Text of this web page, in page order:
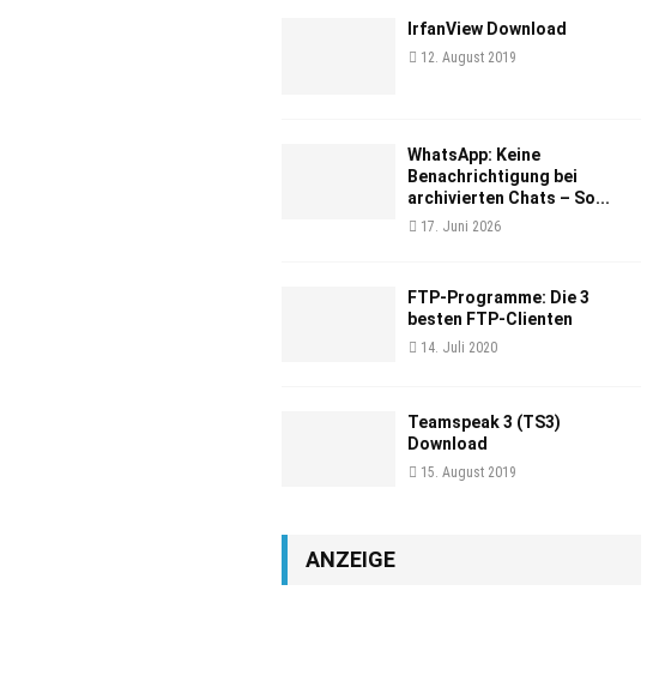
IrfanView Download
12. August 2019
WhatsApp: Keine
Benachrichtigung bei
archivierten Chats – So...
17. Juni 2026
FTP-Programme: Die 3
besten FTP-Clienten
14. Juli 2020
Teamspeak 3 (TS3)
Download
15. August 2019
ANZEIGE